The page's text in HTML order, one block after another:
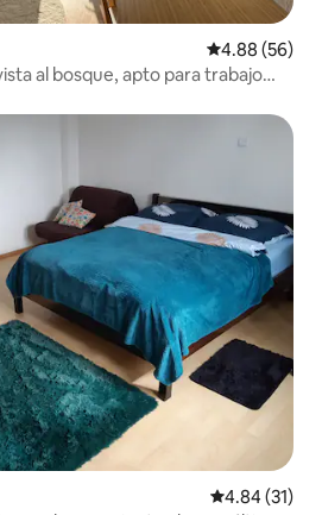
Calificación
4.88 (56)
al bosque, apto para trabajo
Calificación
4.84 (31)